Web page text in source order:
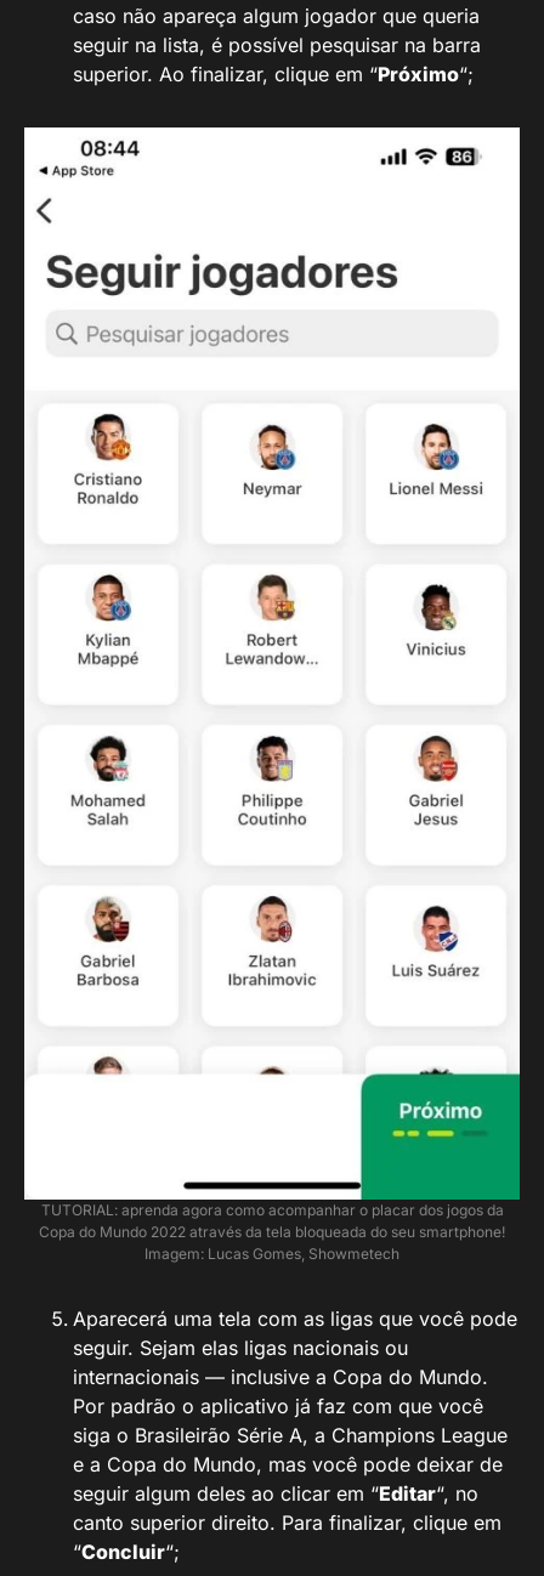
caso não apareça algum jogador que queria
seguir na lista, é possível pesquisar na barra
superior. Ao finalizar, clique em “Próximo“;
TUTORIAL: aprenda agora como acompanhar o placar dos jogos da
Copa do Mundo 2022 através da tela bloqueada do seu smartphone!
Imagem: Lucas Gomes, Showmetech
Aparecerá uma tela com as ligas que você pode
seguir. Sejam elas ligas nacionais ou
internacionais — inclusive a Copa do Mundo.
Por padrão o aplicativo já faz com que você
siga o Brasileirão Série A, a Champions League
e a Copa do Mundo, mas você pode deixar de
seguir algum deles ao clicar em “Editar“, no
canto superior direito. Para finalizar, clique em
“Concluir“;